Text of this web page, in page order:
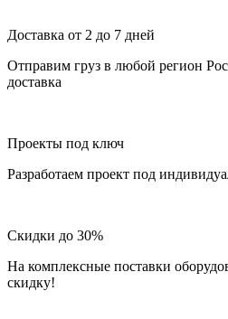
Доставка от 2 до 7 дней
Отправим груз в любой регион
доставка
Проекты под ключ
Разработаем проект под
Скидки до 30%
На комплексные поставки
скидку!